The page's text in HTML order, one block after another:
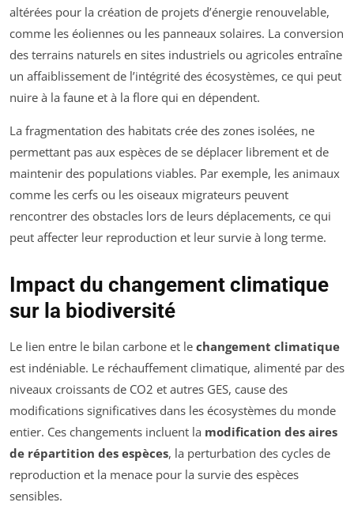
altérées pour la création de projets d’énergie renouvelable,
comme les éoliennes ou les panneaux solaires. La conversion
des terrains naturels en sites industriels ou agricoles entraîne
un affaiblissement de l’intégrité des écosystèmes, ce qui peut
nuire à la faune et à la flore qui en dépendent.
La fragmentation des habitats crée des zones isolées, ne
permettant pas aux espèces de se déplacer librement et de
maintenir des populations viables. Par exemple, les animaux
comme les cerfs ou les oiseaux migrateurs peuvent
rencontrer des obstacles lors de leurs déplacements, ce qui
peut affecter leur reproduction et leur survie à long terme.
Impact du changement climatique
sur la biodiversité
Le lien entre le bilan carbone et le changement climatique
est indéniable. Le réchauffement climatique, alimenté par des
niveaux croissants de CO2 et autres GES, cause des
modifications significatives dans les écosystèmes du monde
entier. Ces changements incluent la modification des aires
de répartition des espèces, la perturbation des cycles de
reproduction et la menace pour la survie des espèces
sensibles.